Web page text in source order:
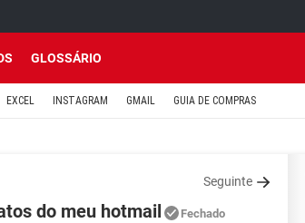
GLOSSÁRIO
EXCEL INSTAGRAM GMAIL GUIA DE COMPRAS
Seguinte
do meu hotmail Fechado